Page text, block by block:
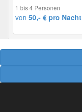
1 bis 4 Personen
von 50,- € pro Nacht